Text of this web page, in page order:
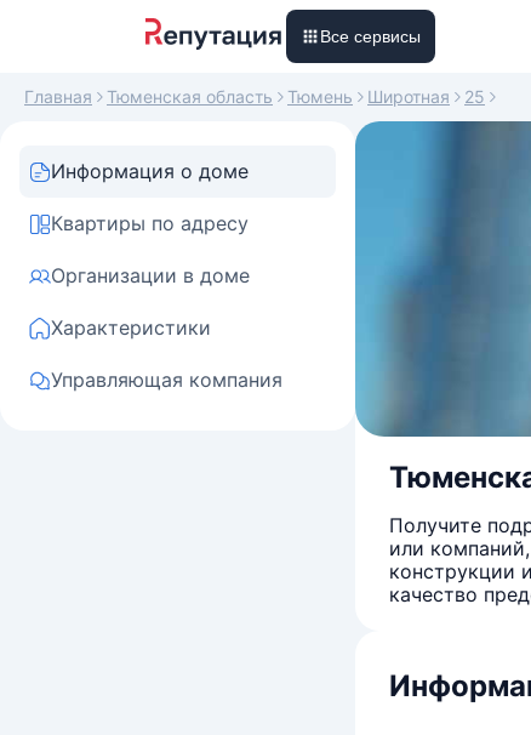
Все сервисы
Главная Тюменская область Тюмень Широтная 25
Информация о доме
Квартиры по адресу
Организации в доме
Характеристики
Управляющая компания
Получите
или
конструкции
качество